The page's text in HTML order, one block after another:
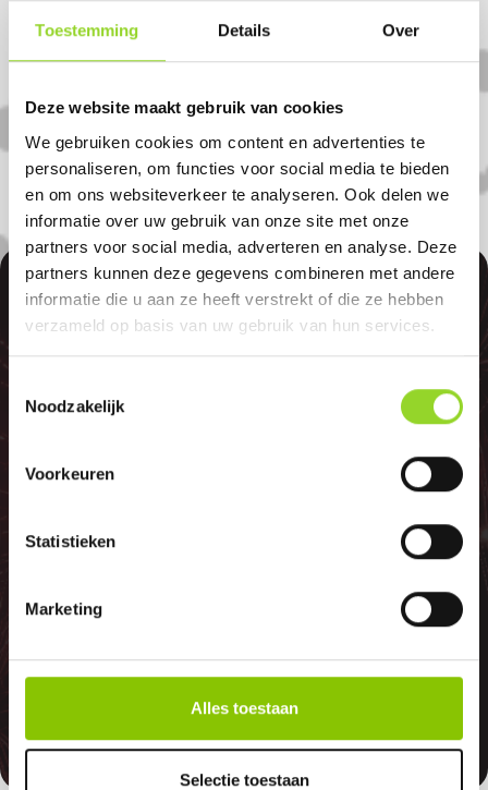
Toestemming Details Over
Deze website maakt gebruik van cookies
We gebruiken cookies om content en advertenties te
personaliseren, om functies voor social media te bieden
en om ons websiteverkeer te analyseren. Ook delen we
informatie over uw gebruik van onze site met onze
partners voor social media, adverteren en analyse. Deze
partners kunnen deze gegevens combineren met andere
informatie die u aan ze heeft verstrekt of die ze hebben
verzameld op basis van uw gebruik van hun services.
Noodzakelijk
Voorkeuren
Statistieken
Marketing
Alles toestaan
Selectie toestaan
welkom! U bent uiteraard ook welkom als
compascuum of Barger-oosterveld komt.
100%
GELD TERUG
Indien er in 2026 weer een landelijk
vuurwerkverbod is, storten wij de
terug